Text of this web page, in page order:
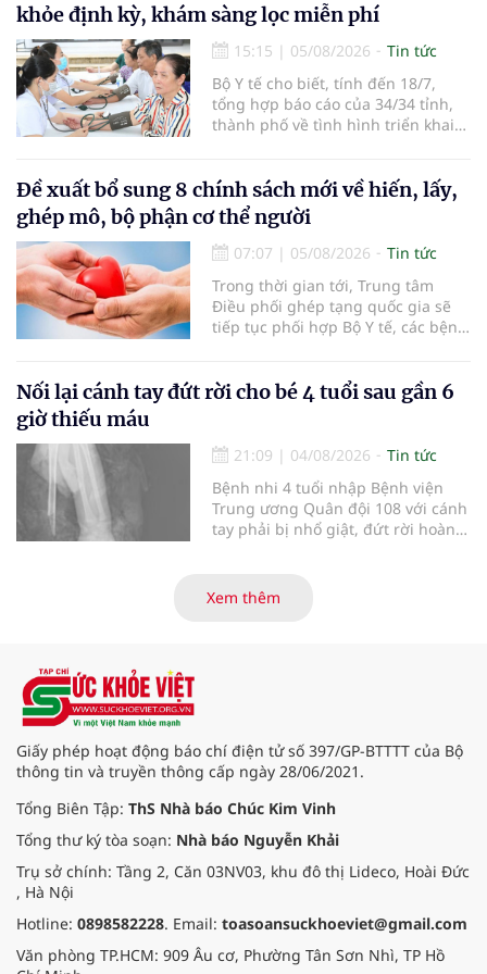
khỏe định kỳ, khám sàng lọc miễn phí
15:15 | 05/08/2026
Tin tức
Bộ Y tế cho biết, tính đến 18/7,
tổng hợp báo cáo của 34/34 tỉnh,
thành phố về tình hình triển khai
nhận 32.286.360 người, chiếm gần
30% dân số cả nước đã được khám
sức khỏe định kỳ năm nay.
Đề xuất bổ sung 8 chính sách mới về hiến, lấy,
ghép mô, bộ phận cơ thể người
07:07 | 05/08/2026
Tin tức
Trong thời gian tới, Trung tâm
Điều phối ghép tạng quốc gia sẽ
tiếp tục phối hợp Bộ Y tế, các bệnh
cường truyền thông, hoàn thiện
quy trình chuyên môn và hệ thống
hiến và ghép mô tạng.
Nối lại cánh tay đứt rời cho bé 4 tuổi sau gần 6
giờ thiếu máu
21:09 | 04/08/2026
Tin tức
Bệnh nhi 4 tuổi nhập Bệnh viện
Trung ương Quân đội 108 với cánh
tay phải bị nhổ giật, đứt rời hoàn
thương nặng và thời gian thiếu
máu kéo dài, các bác sĩ đã tái lập
Xem thêm
Giấy phép hoạt động báo chí điện tử số 397/GP-BTTTT của Bộ
thông tin và truyền thông cấp ngày 28/06/2021.
Tổng Biên Tập: ThS Nhà báo Chúc Kim Vinh
Tổng thư ký tòa soạn: Nhà báo Nguyễn Khải
Trụ sở chính: Tầng 2, Căn 03NV03, khu đô thị Lideco, Hoài Đức
, Hà Nội
Hotline: 0898582228. Email: toasoansuckhoeviet@gmail.com
Văn phòng TP.HCM: 909 Âu cơ, Phường Tân Sơn Nhì, TP Hồ